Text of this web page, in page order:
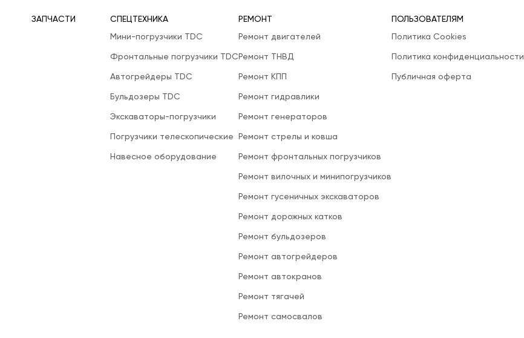
ЗАПЧАСТИ
СПЕЦТЕХНИКА
Мини-погрузчики TDC
Фронтальные погрузчики TDC
Автогрейдеры TDC
Бульдозеры TDC
Экскаваторы-погрузчики
Погрузчики телескопические
Навесное оборудование
РЕМОНТ
Ремонт двигателей
Ремонт ТНВД
Ремонт КПП
Ремонт гидравлики
Ремонт генераторов
Ремонт стрелы и ковша
Ремонт фронтальных погрузчиков
Ремонт вилочных и минипогрузчиков
Ремонт гусеничных экскаваторов
Ремонт дорожных катков
Ремонт бульдозеров
Ремонт автогрейдеров
Ремонт автокранов
Ремонт тягачей
Ремонт самосвалов
ПОЛЬЗОВАТЕЛЯМ
Политика Cookies
Политика конфиденциальности
Публичная оферта